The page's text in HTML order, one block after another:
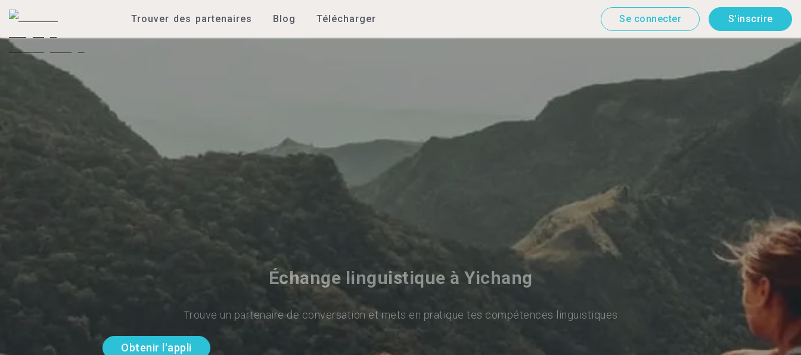
Trouver des partenaires Blog Télécharger Se connecter S'inscrire
Échange linguistique à Yichang
Trouve un partenaire de conversation et mets en pratique tes compétences linguistiques
Obtenir l'appli